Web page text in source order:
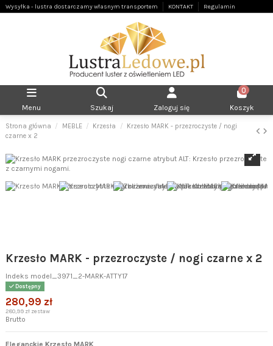
Wysyłka - lustra dostarczamy własnym transportem KONTAKT Regulamin
Menu Szukaj Zaloguj się
0
Koszyk
Strona główna MEBLE Krzesła
Krzesło MARK - przezroczyste / nogi
czarne x 2
Krzesło MARK - przezroczyste / nogi czarne x 2
Indeks model_3971_2-MARK-ATTY17
Dostępny
280,99 zł
280,99 zł zestaw
Brutto